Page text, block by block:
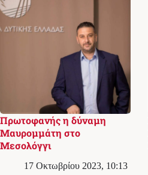
Πρωτοφανής η δύναμη
Μαυρομμάτη στο
Μεσολόγγι
17 Οκτωβρίου 2023, 10:13